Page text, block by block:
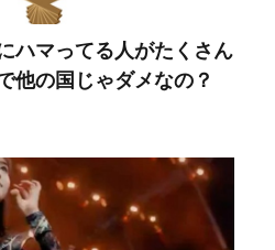
ハマってる人がたくさん
他の国じゃダメなの？